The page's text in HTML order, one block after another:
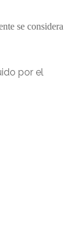
se considera
por el